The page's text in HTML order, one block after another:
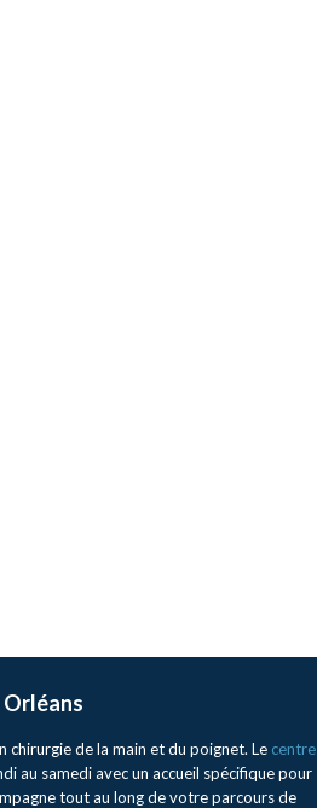
Orléans
chirurgie de la main et du poignet. Le centre
au samedi avec un accueil spécifique pour
tout au long de votre parcours de